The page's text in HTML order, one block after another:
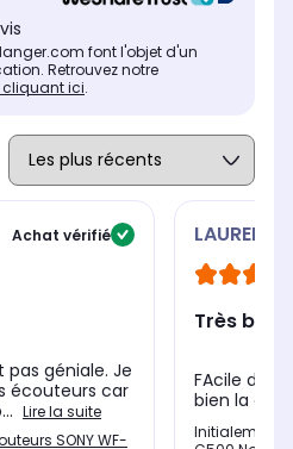
font l'objet d'un
Retrouvez notre
cliquant ici.
Achat vérifié
pas géniale. Je
écouteurs car
Lire la suite
SONY WF-
LAURENT
Très bon
FAcile
bien la
Initialement